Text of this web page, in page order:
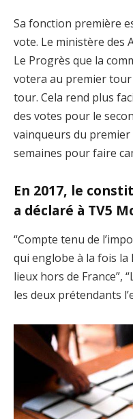
Sa fonction première
vote. Le ministère des
Le Progrès que la
votera au premier tour
tour. Cela rend plus
des votes pour le
vainqueurs du
semaines pour faire
En 2017, le
a déclaré à TV5
“Compte tenu de
qui englobe à la fois
lieux hors de France”,
les deux prétendants